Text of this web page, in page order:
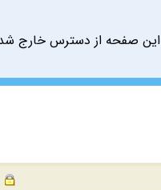
این صفحه از دسترس خارج